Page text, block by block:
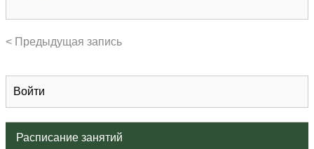
Войти
Расписание занятий
< Предыдущая запись